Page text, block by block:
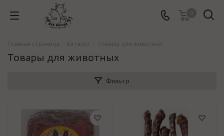
Товары для животных
Фильтр